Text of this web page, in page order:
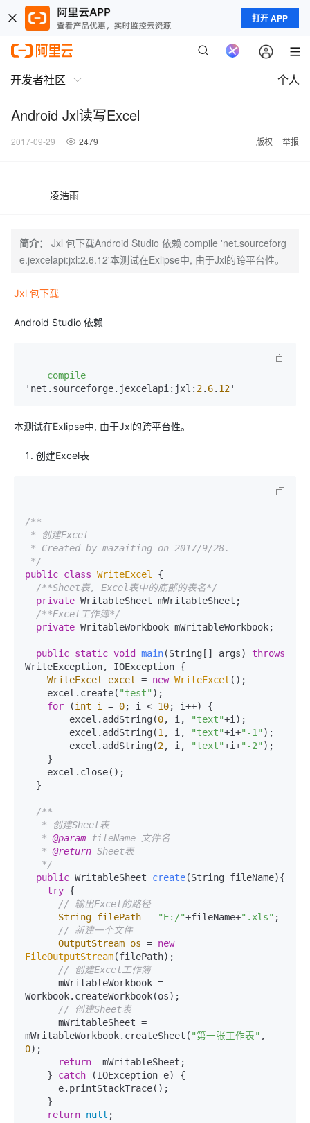
打开 APP
开发者社区 个人
Android Jxl读写Excel
2017-09-29 2479 版权 举报
凌浩雨
简介：
Jxl 包下载Android Studio 依赖 compile 'net.sourceforg
e.jexcelapi:jxl:2.6.12'本测试在Exlipse中, 由于Jxl的跨平台性。
Jxl 包下载
Android Studio 依赖
compile
'net.sourceforge.jexcelapi:jxl: 2. 6. 12
本测试在Exlipse中, 由于Jxl的跨平台性。
创建Excel表
/**
*/
public class WriteExcel
{
/**Sheet表, Excel表中的底部的表名*/
private WritableSheet mWritableSheet;
/**Excel工作簿*/
private WritableWorkbook mWritableWorkbook;
public static void main(String[] args)
throws
WriteException, IOException {
WriteExcel
excel = new WriteExcel ();
    excel.create(
"test" );
for (int i = 0; i < 10; i++) {
        excel.addString(
0, i, "text"+i);
        excel.addString(
1 , i, "text"+i+"-1" );
        excel.addString(
2, i, "text"+i+"-2" );
/**
   *
@param fileName 文件名
   *
@return Sheet表
   */
public WritableSheet create(String fileName){
try {
// 输出Excel的路径
String filePath = "E:/"+fileName+".xls" ;
// 新建一个文件
OutputStream os = new
FileOutputStream(filePath);
// 创建Excel工作簿
Workbook.createWorkbook(os);
// 创建Sheet表
mWritableWorkbook.createSheet( "第一张工作表"
0);
return
  mWritableSheet;
    }
catch (IOException e) {
return null ;